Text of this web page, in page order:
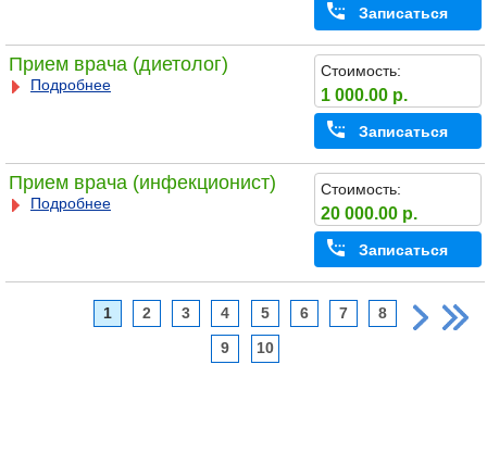
Записаться
Прием врача (диетолог)
Подробнее
Стоимость:
1 000.00 р.
Записаться
Прием врача (инфекционист)
Подробнее
Стоимость:
20 000.00 р.
Записаться
1 2 3 4 5 6 7 8
9 10